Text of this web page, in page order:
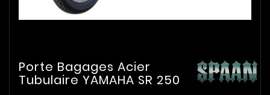
Porte Bagages Acier
Tubulaire YAMAHA SR 250